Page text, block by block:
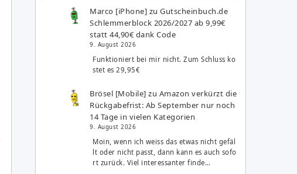
Marco [iPhone] zuGutscheinbuch.de
Schlemmerblock 2026/2027 ab 9,99€
statt 44,90€ dank Code
9. August 2026
Funktioniert bei mir nicht. Zum Schluss ko
stet es 29,95€
Brösel [Mobile] zu Amazon verkürzt die
Rückgabefrist: Ab September nur noch
14 Tage in vielen Kategorien
9. August 2026
Moin, wenn ich weiss das etwas nicht gefäl
lt oder nicht passt, dann kann es auch sofo
rt zurück. Viel interessanter finde…